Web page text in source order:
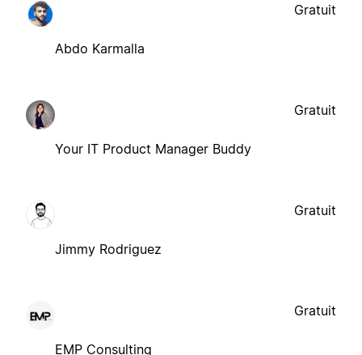
Abdo Karmalla
Gratuit
Your IT Product Manager Buddy
Gratuit
Jimmy Rodriguez
Gratuit
EMP Consulting
Gratuit